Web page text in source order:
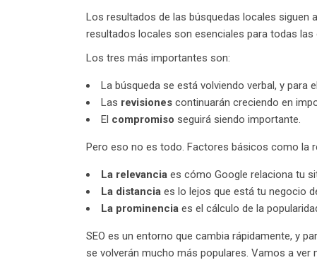
Los resultados de las búsquedas locales siguen
resultados locales son esenciales para todas
Los tres más importantes son:
La búsqueda se está volviendo verbal, y para
Las revisiones continuarán creciendo en
El compromiso seguirá siendo importante.
Pero eso no es todo. Factores básicos como la
La relevancia es cómo Google relaciona tu
La distancia es lo lejos que está tu negocio
La prominencia es el cálculo de la
SEO es un entorno que cambia rápidamente, y
se volverán mucho más populares. Vamos a